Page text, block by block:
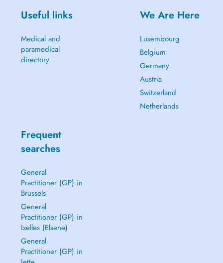
Useful links
Medical and
paramedical
directory
We Are Here
Luxembourg
Belgium
Germany
Austria
Switzerland
Netherlands
Frequent
searches
General
Practitioner (GP) in
Brussels
General
Practitioner (GP) in
Ixelles (Elsene)
General
Practitioner (GP) in